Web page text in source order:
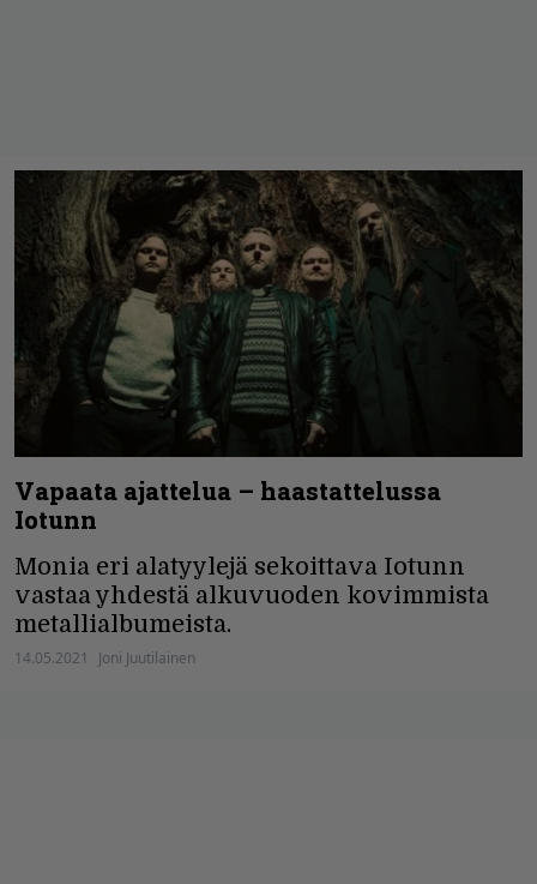
Vapaata ajattelua – haastattelussa
Iotunn
Monia eri alatyylejä sekoittava Iotunn
vastaa yhdestä alkuvuoden kovimmista
metallialbumeista.
14.05.2021 Joni Juutilainen